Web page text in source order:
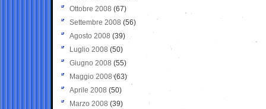
Ottobre 2008 (67)
Settembre 2008 (56)
Agosto 2008 (39)
Luglio 2008 (50)
Giugno 2008 (55)
Maggio 2008(63)
Aprile 2008 (50)
Marzo 2008 (39)